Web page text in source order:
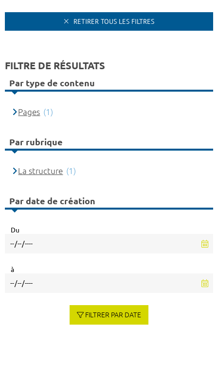
RETIRER TOUS LES FILTRES
FILTRE DE RÉSULTATS
Par type de contenu
Pages (1)
Par rubrique
La structure (1)
Par date de création
Du
à
FILTRER PAR DATE